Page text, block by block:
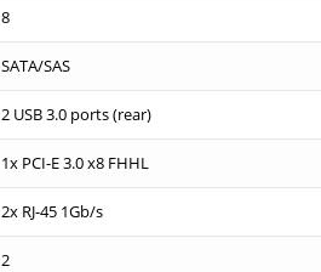
8
SATA/SAS
2 USB 3.0 ports (rear)
1x PCI-E 3.0 x8 FHHL
2x RJ-45 1Gb/s
2